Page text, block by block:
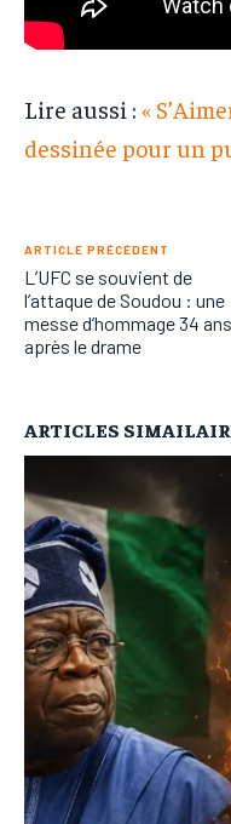
Lire aussi : «
dessinée pour un
ARTICLE PRÉCÉDENT
L’UFC se souvient de
l’attaque de Soudou : une
messe d’hommage 34 ans
après le drame
ARTICLES